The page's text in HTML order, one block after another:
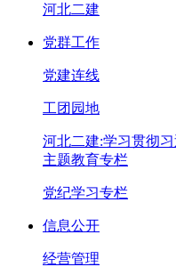
河北二建
党群工作
党建连线
工团园地
河北二建:学习贯彻
主题教育专栏
党纪学习专栏
信息公开
经营管理